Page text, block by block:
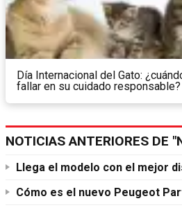
Día Internacional del Gato:
fallar en su cuidado responsable?
NOTICIAS ANTERIORES DE
Llega el modelo con el mejor
Cómo es el nuevo Peugeot